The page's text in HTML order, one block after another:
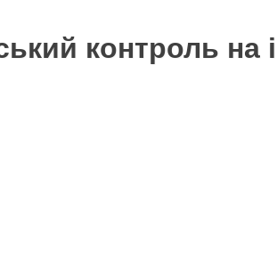
контроль на